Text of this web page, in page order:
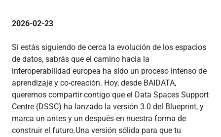
2026-02-23
Si estás siguiendo de cerca la evolución de los espacios
de datos, sabrás que el camino hacia la
interoperabilidad europea ha sido un proceso intenso de
aprendizaje y co-creación. Hoy, desde BAIDATA,
queremos compartir contigo que el Data Spaces Support
Centre (DSSC) ha lanzado la versión 3.0 del Blueprint, y
marca un antes y un después en nuestra forma de
construir el futuro.Una versión sólida para que tu